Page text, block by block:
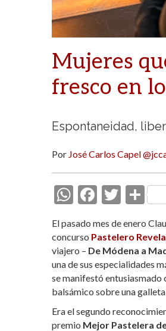
Mujeres
fresco en
Espontaneidad,
Por José Carlos Capel
W
at
s
A
p
p
F
e
b
o
o
k
T
itt
er
C
m
p
ar
ti
r
El pasado mes de enero
concurso Pastelero
viajero – De Módena a
una de sus especialidades
se manifestó entusiasmado
balsámico sobre una
Era el segundo
premio Mejor Pastelera